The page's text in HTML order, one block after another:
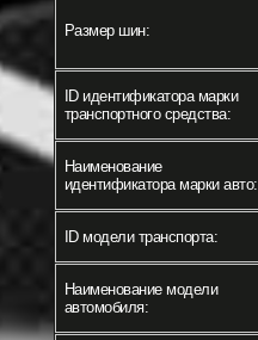
Размер шин:
ID идентификатора марки
транспортного средства:
Наименование
идентификатора марки авто:
ID модели транспорта:
Наименование модели
автомобиля: